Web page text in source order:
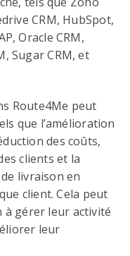
CRM, HubSpot,
Oracle CRM,
Sugar CRM, et
Route4Me peut
que l’amélioration
des coûts,
clients et la
livraison en
client. Cela peut
à gérer leur activité
leur